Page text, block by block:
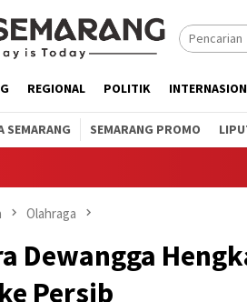
REGIONAL POLITIK
SEMARANG SEMARANG PROMO
Wakili
Olahraga
Dewangga
Persib